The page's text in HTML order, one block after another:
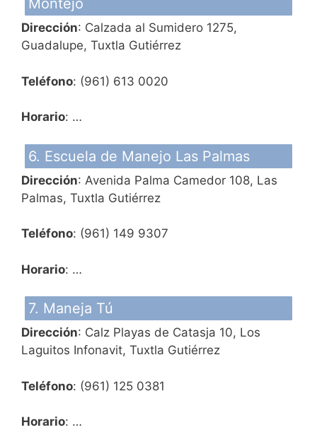
Montejo
Dirección: Calzada al Sumidero 1275,
Guadalupe, Tuxtla Gutiérrez
Teléfono: (961) 613 0020
Horario: …
6. Escuela de Manejo Las Palmas
Dirección: Avenida Palma Camedor 108, Las
Palmas, Tuxtla Gutiérrez
Teléfono: (961) 149 9307
Horario: …
7. Maneja Tú
Dirección: Calz Playas de Catasja 10, Los
Laguitos Infonavit, Tuxtla Gutiérrez
Teléfono: (961) 125 0381
Horario: …